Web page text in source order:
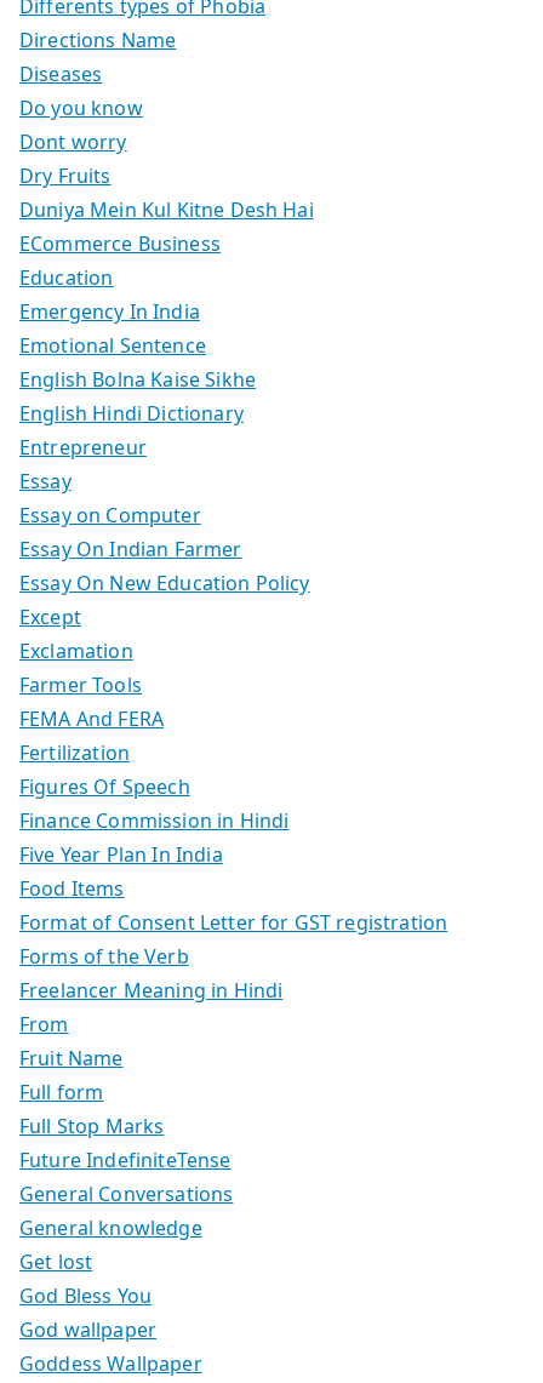
Differents types of Phobia
Directions Name
Diseases
Do you know
Dont worry
Dry Fruits
Duniya Mein Kul Kitne Desh Hai
ECommerce Business
Education
Emergency In India
Emotional Sentence
English Bolna Kaise Sikhe
English Hindi Dictionary
Entrepreneur
Essay
Essay on Computer
Essay On Indian Farmer
Essay On New Education Policy
Except
Exclamation
Farmer Tools
FEMA And FERA
Fertilization
Figures Of Speech
Finance Commission in Hindi
Five Year Plan In India
Food Items
Format of Consent Letter for GST registration
Forms of the Verb
Freelancer Meaning in Hindi
From
Fruit Name
Full form
Full Stop Marks
Future IndefiniteTense
General Conversations
General knowledge
Get lost
God Bless You
God wallpaper
Goddess Wallpaper